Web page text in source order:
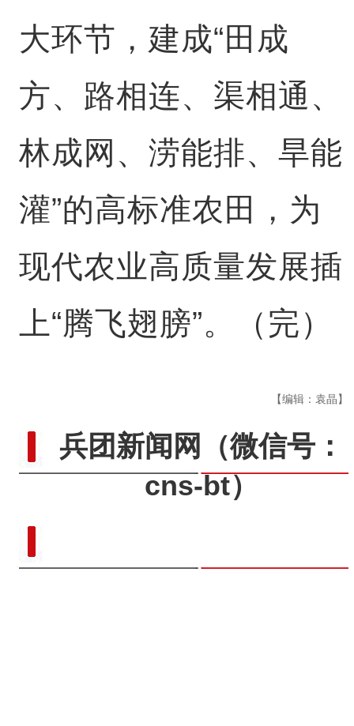
大环节，建成“田成
方、路相连、渠相通、
林成网、涝能排、旱能
灌”的高标准农田，为
现代农业高质量发展插
上“腾飞翅膀”。（完）
【编辑：袁晶】
兵团新闻网
（微信号：
cns-bt）